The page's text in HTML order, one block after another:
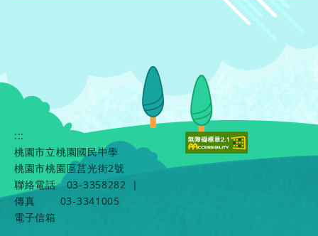
:::
桃園市立桃園國民中學
桃園市桃園區莒光街2號
聯絡電話
03-3358282
|
傳真
03-3341005
電子信箱